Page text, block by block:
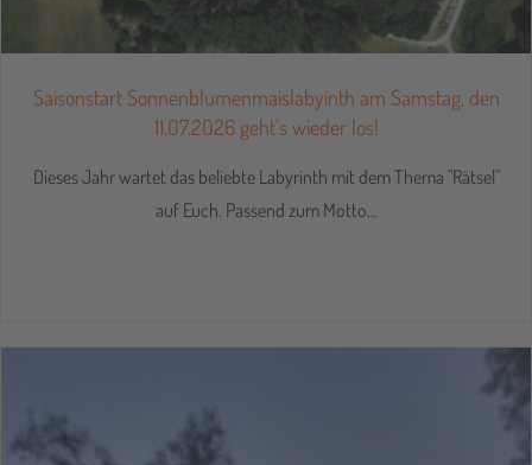
Saisonstart Sonnenblumenmaislabyinth am Samstag, den
11.07.2026 geht's wieder los!
Dieses Jahr wartet das beliebte Labyrinth mit dem Thema "Rätsel"
auf Euch. Passend zum Motto…